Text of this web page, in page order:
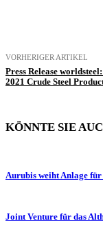
VORHERIGER ARTIKEL
Press Release
2021 Crude Steel
KÖNNTE SIE
Aurubis weiht Anlage
Joint Venture für das